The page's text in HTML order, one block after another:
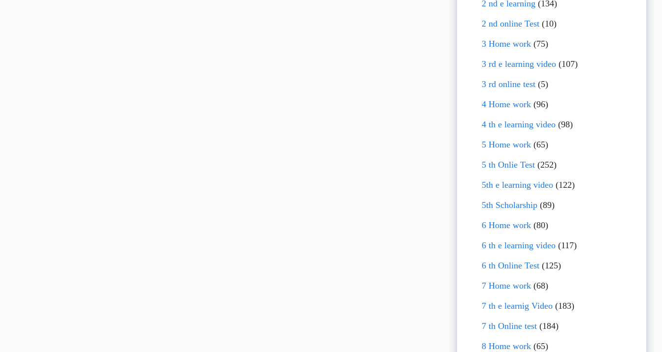
2 nd e learning (134)
2 nd online Test (10)
3 Home work (75)
3 rd e learning video (107)
3 rd online test (5)
4 Home work (96)
4 th e learning video (98)
5 Home work (65)
5 th Onlie Test (252)
5th e learning video (122)
5th Scholarship (89)
6 Home work (80)
6 th e learning video (117)
6 th Online Test (125)
7 Home work (68)
7 th e learnig Video (183)
7 th Online test (184)
8 Home work (65)